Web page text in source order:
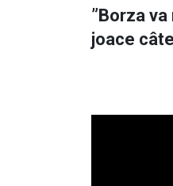
”Borza
joace